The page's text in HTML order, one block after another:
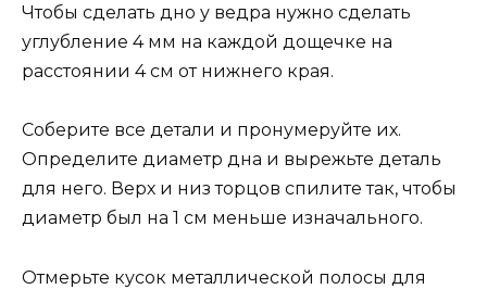
Чтобы сделать дно у ведра нужно сделать
углубление 4 мм на каждой дощечке на
расстоянии 4 см от нижнего края.
Соберите все детали и пронумеруйте их.
Определите диаметр дна и вырежьте деталь
для него. Верх и низ торцов спилите так, чтобы
диаметр был на 1 см меньше изначального.
Отмерьте кусок металлической полосы для